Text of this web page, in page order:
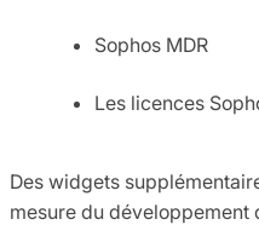
Sophos MDR
Les licences
Des widgets
mesure du développement